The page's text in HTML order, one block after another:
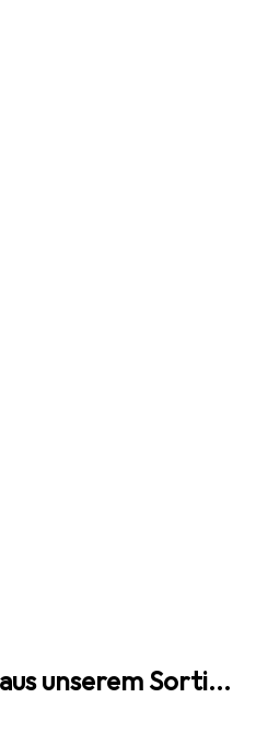
Weitere Produkte aus unserem Sortiment